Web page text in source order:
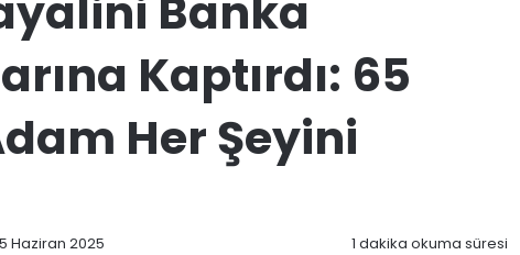
Banka
Kaptırdı: 65
Her Şeyini
Haziran 2025 1 dakika okuma süresi